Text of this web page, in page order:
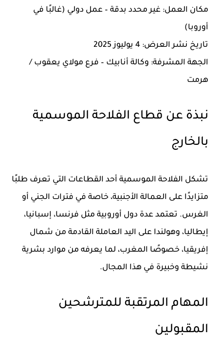
مكان العمل: غير محدد بدقة – عمل دولي (غالبًا في
أوروبا)
تاريخ نشر العرض:
الجهة المشرفة: وكالة أنابيك – فرع مولاي يعقوب /
هرمت
نبذة عن قطاع الفلاحة الموسمية
بالخارج
تشكل الفلاحة الموسمية أحد القطاعات التي تعرف طلبًا
متزايدًا على العمالة الأجنبية، خاصة في فترات الجني أو
الغرس. تعتمد عدة دول أوروبية مثل فرنسا، إسبانيا،
إيطاليا، وهولندا على اليد العاملة القادمة من شمال
إفريقيا، خصوصًا المغرب، لما يعرفه من موارد بشرية
نشيطة وخبيرة في هذا المجال.
المهام المرتقبة للمترشحين
المقبولين